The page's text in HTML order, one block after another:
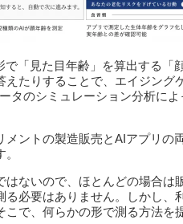
で「見た目年齢」を算出する「
えたりすることで、エイジン
タのシミュレーション分析に
メントの製造販売とAIアプリの
はないので、ほとんどの場合
る必要はありません。しかし、
で、何らかの形で測る方法を